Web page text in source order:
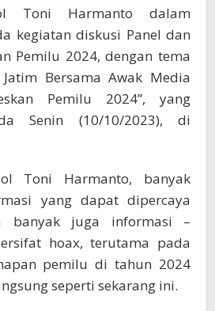
Toni Harmanto dalam
kegiatan diskusi Panel dan
Pemilu 2024, dengan tema
Bersama Awak Media
Pemilu 2024”, yang
Senin (10/10/2023), di
Toni Harmanto, banyak
yang dapat dipercaya
banyak juga informasi –
hoax, terutama pada
pemilu di tahun 2024
seperti sekarang ini.